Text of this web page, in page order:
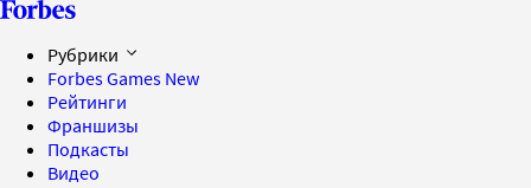
Рубрики
Forbes Games New
Рейтинги
Франшизы
Подкасты
Видео